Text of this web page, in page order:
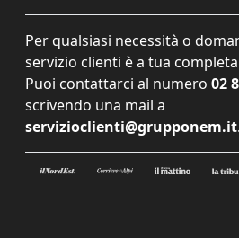
Per qualsiasi necessità o
servizio clienti è a tua
Puoi contattarci al numero 02
scrivendo una mail a
servizioclienti@grupponem.it.